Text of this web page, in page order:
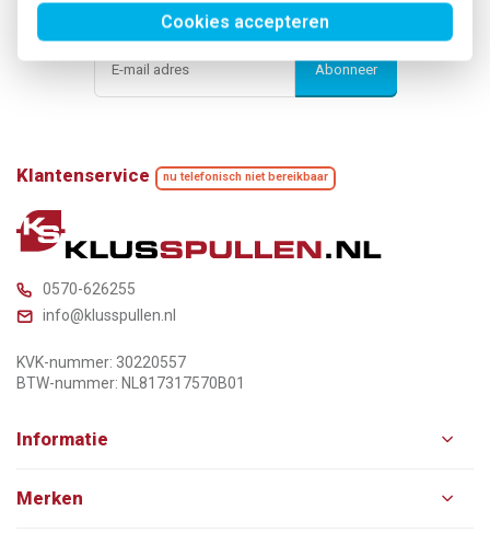
Cookies accepteren
ontwikkelingen?
Abonneer
Klantenservice nu telefonisch niet bereikbaar
0570-626255
info@klusspullen.nl
KVK-nummer: 30220557
BTW-nummer: NL817317570B01
Informatie
Merken